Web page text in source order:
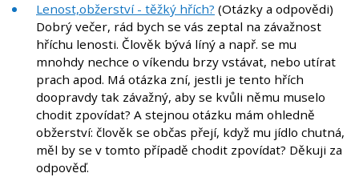
Lenost,obžerství - těžký hřích? (Otázky a odpovědi)
Dobrý večer, rád bych se vás zeptal na závažnost
hříchu lenosti. Člověk bývá líný a např. se mu
mnohdy nechce o víkendu brzy vstávat, nebo utírat
prach apod. Má otázka zní, jestli je tento hřích
doopravdy tak závažný, aby se kvůli němu muselo
chodit zpovídat? A stejnou otázku mám ohledně
obžerství: člověk se občas přejí, když mu jídlo chutná,
měl by se v tomto případě chodit zpovídat? Děkuji za
odpověď.